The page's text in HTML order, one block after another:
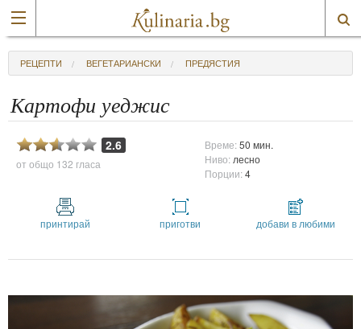
РЕЦЕПТИ ВЕГЕТАРИАНСКИ ПРЕДЯСТИЯ
Картофи уеджис
2.6
от общо 132 гласа
Време:50 мин.
Ниво: лесно
Порции:4
принтирай приготви добави в любими